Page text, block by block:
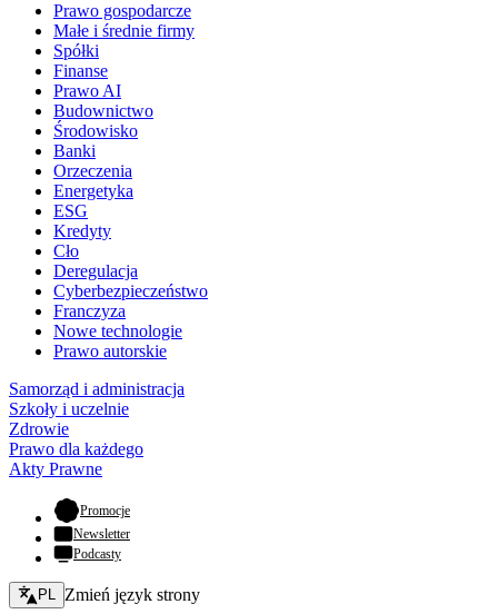
Prawo gospodarcze
Małe i średnie firmy
Spółki
Finanse
Prawo AI
Budownictwo
Środowisko
Banki
Orzeczenia
Energetyka
ESG
Kredyty
Cło
Deregulacja
Cyberbezpieczeństwo
Franczyza
Nowe technologie
Prawo autorskie
Samorząd i administracja
Szkoły i uczelnie
Zdrowie
Prawo dla każdego
Akty Prawne
Promocje- otwiera się w nowej karcie
Newsletter
Podcasty
Zmień język - bieżący:
PL Zmień język strony